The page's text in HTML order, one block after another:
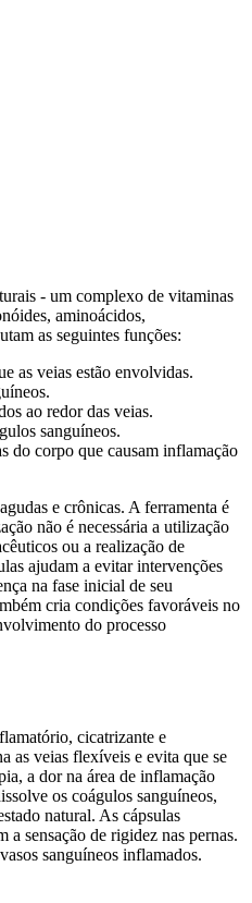
- um complexo de vitaminas
aminoácidos,
as seguintes funções:
as veias estão envolvidas.
ao redor das veias.
sanguíneos.
do corpo que causam inflamação
e crônicas. A ferramenta é
não é necessária a utilização
ou a realização de
ajudam a evitar intervenções
na fase inicial de seu
cria condições favoráveis ​​no
do processo
cicatrizante e
as veias flexíveis e evita que se
a dor na área de inflamação
os coágulos sanguíneos,
natural. As cápsulas
sensação de rigidez nas pernas.
sanguíneos inflamados.